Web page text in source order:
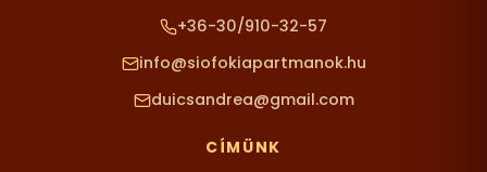
+36-30/910-32-57
info@siofokiapartmanok.hu
duicsandrea@gmail.com
CÍMÜNK